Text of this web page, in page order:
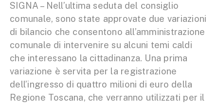
SIGNA – Nell’ultima seduta del consiglio
comunale, sono state approvate due variazioni
di bilancio che consentono all’amministrazione
comunale di intervenire su alcuni temi caldi
che interessano la cittadinanza. Una prima
variazione è servita per la registrazione
dell’ingresso di quattro milioni di euro della
Regione Toscana, che verranno utilizzati per il